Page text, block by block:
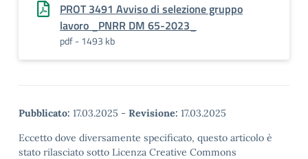
PROT 3491 Avviso di selezione gruppo
lavoro _PNRR DM 65-2023_
pdf - 1493 kb
Pubblicato: 17.03.2025 - Revisione: 17.03.2025
Eccetto dove diversamente specificato, questo articolo è
stato rilasciato sotto Licenza Creative Commons